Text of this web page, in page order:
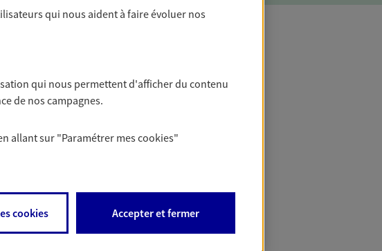
Ma
qui nous aident à faire évoluer nos
qui nous permettent d'afficher du contenu
de nos campagnes.
allant sur "Paramétrer mescookies"
cookies Accepter et fermer